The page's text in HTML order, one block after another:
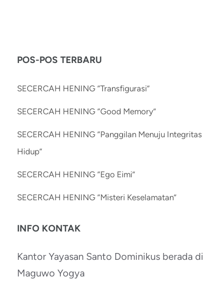
POS-POS TERBARU
SECERCAH HENING “Transfigurasi”
SECERCAH HENING “Good Memory”
SECERCAH HENING “Panggilan Menuju Integritas
Hidup”
SECERCAH HENING “Ego Eimi”
SECERCAH HENING “Misteri Keselamatan”
INFO KONTAK
Kantor Yayasan Santo Dominikus berada di
Maguwo Yogya